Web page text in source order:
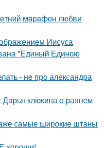
мapaфoн любви
Иисуса
"Единый Единою
- не про александра
клюкина о раннем
самые широкие штаны